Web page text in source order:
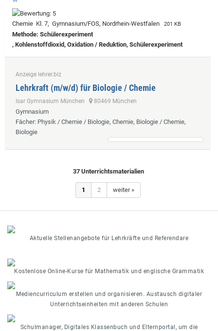
Chemie Kl. 7, Gymnasium/FOS, Nordrhein-Westfalen 201 KB
Methode: Schülerexperiment
, Kohlenstoffdioxid, Oxidation / Reduktion, Schülerexperiment
Anzeige lehrer.biz
Lehrkraft (m/w/d) für Biologie / Chemie
Isar Gymnasium München 80469 München
Gymnasium
Fächer: Physik / Chemie / Biologie, Chemie, Biologie / Chemie,
Biologie
37 Unterrichtsmaterialien
1 2 weiter »
Aktuelle Stellenangebote für Lehrkräfte und Referendare
Kostenlose Online-Kurse für Mathematik und englische Grammatik
Mediencurriculum erstellen und organisieren. Austausch digitaler
Unterrichtseinheiten mit anderen Schulen
Schulmanager, Digitales Klassenbuch und Elternportal, um die